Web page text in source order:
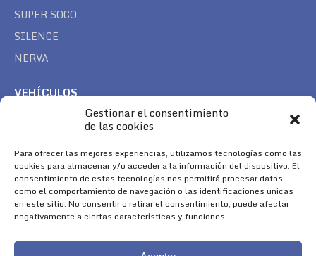
Gestionar el consentimiento
de las cookies
Para ofrecer las mejores experiencias, utilizamos tecnologías como las
cookies para almacenar y/o acceder a la información del dispositivo. El
consentimiento de estas tecnologías nos permitirá procesar datos
como el comportamiento de navegación o las identificaciones únicas
en este sitio. No consentir o retirar el consentimiento, puede afectar
negativamente a ciertas características y funciones.
SUPER SOCO
SILENCE
NERVA
VEHÍCULOS
TREK
SÍGUENOS
Encuéntranos en:
Facebook
page
YouTube
page
Instagram
page